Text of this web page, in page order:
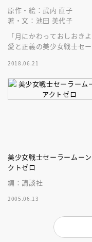
原作・絵：武内 直子
著・文：池田 美代子
「月にかわっておしおきよ
愛と正義の美少女戦士セ
て愛される大ヒット漫画を
ノベライズ！
2018.06.21
美少女戦士セーラームー
クトゼロ
編：講談社
2005.06.13